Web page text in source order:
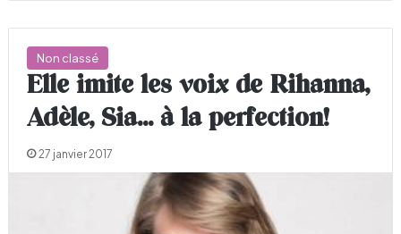
Non classé
Elle imite les voix de Rihanna,
Adèle, Sia… à la perfection!
27 janvier 2017